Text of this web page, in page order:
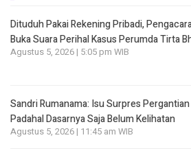
Dituduh Pakai Rekening Pribadi,
Buka Suara Perihal Kasus Perumda Tirta
Agustus 5, 2026 | 5:05 pm WIB
Sandri Rumanama: Isu Surpres Pergantian
Padahal Dasarnya Saja Belum Kelihatan
Agustus 5, 2026 | 11:45 am WIB